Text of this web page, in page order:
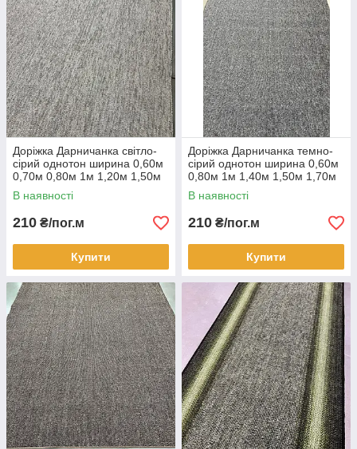
Доріжка Дарничанка світло-
сірий однотон ширина 0,60м
0,70м 0,80м 1м 1,20м 1,50м
1,70м 2м
В наявності
210 ₴/пог.м
Купити
Доріжка Дарничанка темно-
сірий однотон ширина 0,60м
0,80м 1м 1,40м 1,50м 1,70м
2м 2,40м
В наявності
210 ₴/пог.м
Купити